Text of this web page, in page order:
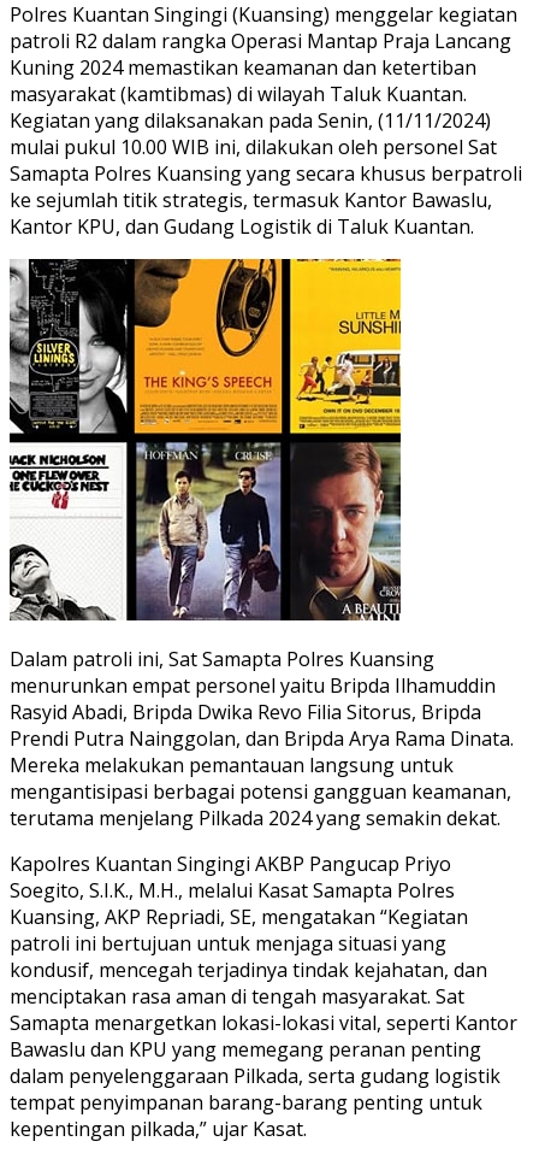
Polres Kuantan Singingi (Kuansing) menggelar kegiatan
patroli R2 dalam rangka Operasi Mantap Praja Lancang
Kuning 2024 memastikan keamanan dan ketertiban
masyarakat (kamtibmas) di wilayah Taluk Kuantan.
Kegiatan yang dilaksanakan pada Senin, (11/11/2024)
mulai pukul 10.00 WIB ini, dilakukan oleh personel Sat
Samapta Polres Kuansing yang secara khusus berpatroli
ke sejumlah titik strategis, termasuk Kantor Bawaslu,
Kantor KPU, dan Gudang Logistik di Taluk Kuantan.
Dalam patroli ini, Sat Samapta Polres Kuansing
menurunkan empat personel yaitu Bripda Ilhamuddin
Rasyid Abadi, Bripda Dwika Revo Filia Sitorus, Bripda
Prendi Putra Nainggolan, dan Bripda Arya Rama Dinata.
Mereka melakukan pemantauan langsung untuk
mengantisipasi berbagai potensi gangguan keamanan,
terutama menjelang Pilkada 2024 yang semakin dekat.
Kapolres Kuantan Singingi AKBP Pangucap Priyo
Soegito, S.I.K., M.H., melalui Kasat Samapta Polres
Kuansing, AKP Repriadi, SE, mengatakan “Kegiatan
patroli ini bertujuan untuk menjaga situasi yang
kondusif, mencegah terjadinya tindak kejahatan, dan
menciptakan rasa aman di tengah masyarakat. Sat
Samapta menargetkan lokasi-lokasi vital, seperti Kantor
Bawaslu dan KPU yang memegang peranan penting
dalam penyelenggaraan Pilkada, serta gudang logistik
tempat penyimpanan barang-barang penting untuk
kepentingan pilkada,” ujar Kasat.